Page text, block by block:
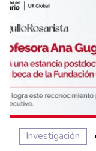
Investigación